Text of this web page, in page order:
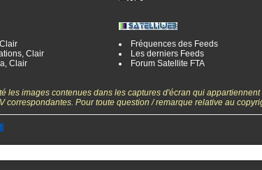
Clair
Clair
Fréquences des Feeds
Les derniers Feeds
Forum Satellite FTA
les images contenues dans les captures d'écran qui
Pour toute question / remarque relative au